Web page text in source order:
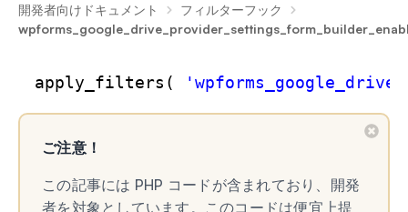
開発者向けドキュメント
フィルターフック
apply_filters(
ご注意！
この記事には PHP コードが含まれており、開発
者を対象としています。このコードは便宜上提